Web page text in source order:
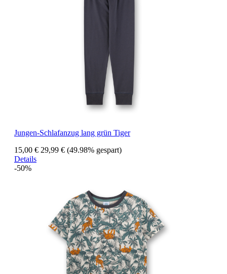
Jungen-Schlafanzug lang grün Tiger
15,00 € 29,99 € (49.98% gespart)
Details
-50%